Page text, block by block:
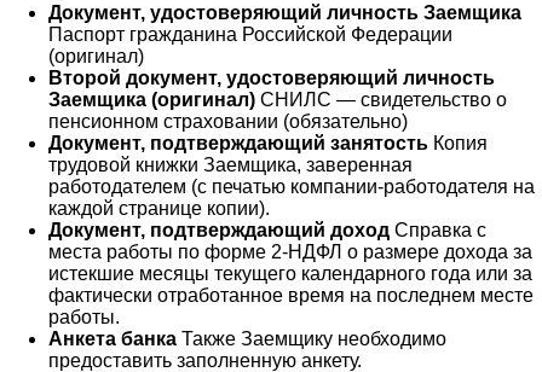
Документ, удостоверяющий личность Заемщика
Паспорт гражданина Российской Федерации
(оригинал)
Второй документ, удостоверяющий личность
Заемщика (оригинал) СНИЛС — свидетельство о
пенсионном страховании (обязательно)
Документ, подтверждающий занятость Копия
трудовой книжки Заемщика, заверенная
работодателем (с печатью компании-работодателя на
каждой странице копии).
Документ, подтверждающий доход Справка с
места работы по форме 2-НДФЛ о размере дохода за
истекшие месяцы текущего календарного года или за
фактически отработанное время на последнем месте
работы.
Анкета банка Также Заемщику необходимо
предоставить заполненную анкету.